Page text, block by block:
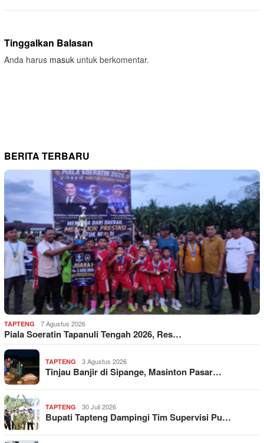
Tinggalkan Balasan
Anda harus masuk untuk berkomentar.
BERITA TERBARU
TAPTENG 7 Agustus 2026
Piala Soeratin Tapanuli Tengah 2026, Res…
TAPTENG 3 Agustus 2026
Tinjau Banjir di Sipange, Masinton Pasar…
TAPTENG 30 Juli 2026
Bupati Tapteng Dampingi Tim Supervisi Pu…